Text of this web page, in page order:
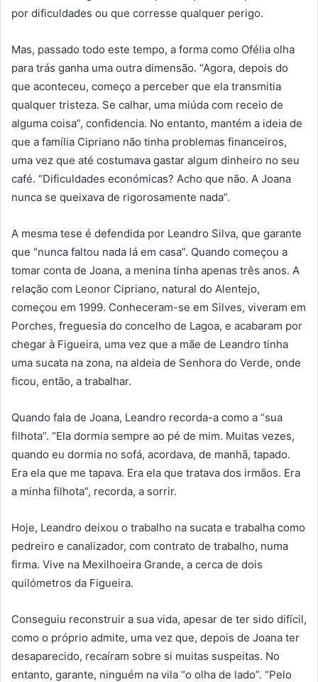
por dificuldades ou que corresse qualquer perigo.
Mas, passado todo este tempo, a forma como Ofélia olha
para trás ganha uma outra dimensão. “Agora, depois do
que aconteceu, começo a perceber que ela transmitia
qualquer tristeza. Se calhar, uma miúda com receio de
alguma coisa”, confidencia. No entanto, mantém a ideia de
que a família Cipriano não tinha problemas financeiros,
uma vez que até costumava gastar algum dinheiro no seu
café. “Dificuldades económicas? Acho que não. A Joana
nunca se queixava de rigorosamente nada”.
A mesma tese é defendida por Leandro Silva, que garante
que “nunca faltou nada lá em casa”. Quando começou a
tomar conta de Joana, a menina tinha apenas três anos. A
relação com Leonor Cipriano, natural do Alentejo,
começou em 1999. Conheceram-se em Silves, viveram em
Porches, freguesia do concelho de Lagoa, e acabaram por
chegar à Figueira, uma vez que a mãe de Leandro tinha
uma sucata na zona, na aldeia de Senhora do Verde, onde
ficou, então, a trabalhar.
Quando fala de Joana, Leandro recorda-a como a “sua
filhota”. “Ela dormia sempre ao pé de mim. Muitas vezes,
quando eu dormia no sofá, acordava, de manhã, tapado.
Era ela que me tapava. Era ela que tratava dos irmãos. Era
a minha filhota”, recorda, a sorrir.
Hoje, Leandro deixou o trabalho na sucata e trabalha como
pedreiro e canalizador, com contrato de trabalho, numa
firma. Vive na Mexilhoeira Grande, a cerca de dois
quilómetros da Figueira.
Conseguiu reconstruir a sua vida, apesar de ter sido difícil,
como o próprio admite, uma vez que, depois de Joana ter
desaparecido, recaíram sobre si muitas suspeitas. No
entanto, garante, ninguém na vila “o olha de lado”. “Pelo